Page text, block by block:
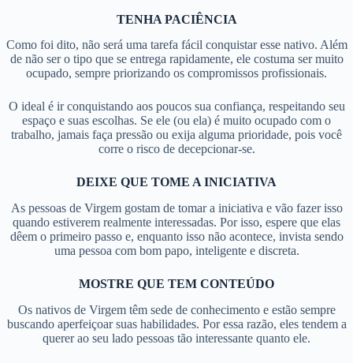
TENHA PACIÊNCIA
Como foi dito, não será uma tarefa fácil conquistar esse nativo. Além
de não ser o tipo que se entrega rapidamente, ele costuma ser muito
ocupado, sempre priorizando os compromissos profissionais.
O ideal é ir conquistando aos poucos sua confiança, respeitando seu
espaço e suas escolhas. Se ele (ou ela) é muito ocupado com o
trabalho, jamais faça pressão ou exija alguma prioridade, pois você
corre o risco de decepcionar-se.
DEIXE QUE TOME A INICIATIVA
As pessoas de Virgem gostam de tomar a iniciativa e vão fazer isso
quando estiverem realmente interessadas. Por isso, espere que elas
dêem o primeiro passo e, enquanto isso não acontece, invista sendo
uma pessoa com bom papo, inteligente e discreta.
MOSTRE QUE TEM CONTEÚDO
Os nativos de Virgem têm sede de conhecimento e estão sempre
buscando aperfeiçoar suas habilidades. Por essa razão, eles tendem a
querer ao seu lado pessoas tão interessante quanto ele.